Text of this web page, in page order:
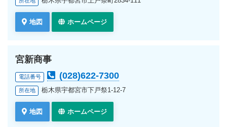
地図 ホームページ
宮新商事
電話番号 (028)622-7300
所在地 栃木県宇都宮市下戸祭1-12-7
地図 ホームページ